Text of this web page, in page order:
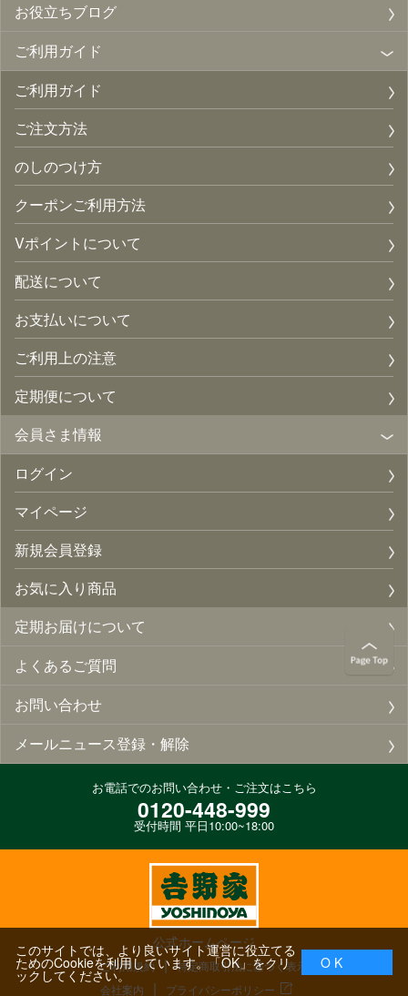
お役立ちブログ
ご利用ガイド
ご利用ガイド
ご注文方法
のしのつけ方
クーポンご利用方法
Vポイントについて
配送について
お支払いについて
ご利用上の注意
定期便について
会員さま情報
ログイン
マイページ
新規会員登録
お気に入り商品
定期お届けについて
よくあるご質問
お問い合わせ
メールニュース登録・解除
お電話でのお問い合わせ・ご注文はこちら
0120-448-999
受付時間 平日10:00~18:00
公式ホームページ
ご利用規約
特定商取引法に基づく表示
会社案内
プライバシーポリシー
このサイトでは、より良いサイト運営に役立てる
ためのCookieを利用しています。「OK」をクリ
ックしてください。
O K